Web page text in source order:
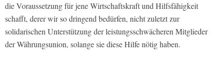
die Voraussetzung für jene Wirtschaftskraft und Hilfsfähigkeit
schafft, derer wir so dringend bedürfen, nicht zuletzt zur
solidarischen Unterstützung der leistungsschwächeren Mitglieder
der Währungsunion, solange sie diese Hilfe nötig haben.